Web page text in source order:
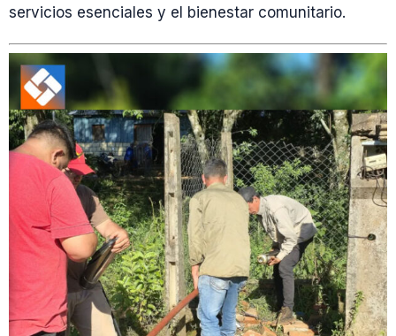
servicios esenciales y el bienestar comunitario.